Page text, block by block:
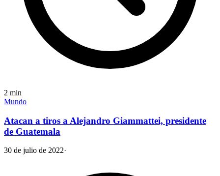
2 min
Mundo
Atacan a tiros a Alejandro Giammattei, presidente
de Guatemala
30 de julio de 2022·